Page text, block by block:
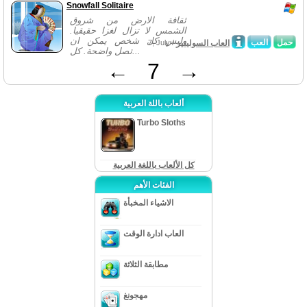
Snowfall Solitaire
ثقافة الارض من شروق
الشمس لا تزال لغزا حقيقيا.
وليس كل شخص يمكن ان
تصل واضحة. كل...
حمل العب 7, July /العاب السوليتير
← 7 →
ألعاب باللة العربية
Turbo Sloths
كل الألعاب باللغة العربية
الفئات الأهم
الاشياء المخبأة
العاب ادارة الوقت
مطابقة الثلاثة
مهجونغ